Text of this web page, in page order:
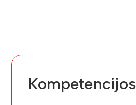
Kompetencijos